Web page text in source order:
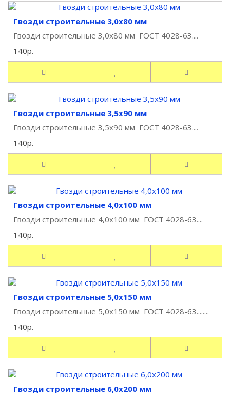
Гвозди строительные 3,0х80 мм
Гвозди строительные 3,0х80 мм ГОСТ 4028-63....
140р.
Гвозди строительные 3,5х90 мм
Гвозди строительные 3,5х90 мм ГОСТ 4028-63....
140р.
Гвозди строительные 4,0х100 мм
Гвозди строительные 4,0х100 мм ГОСТ 4028-63....
140р.
Гвозди строительные 5,0х150 мм
Гвозди строительные 5,0х150 мм ГОСТ 4028-63........
140р.
Гвозди строительные 6,0х200 мм